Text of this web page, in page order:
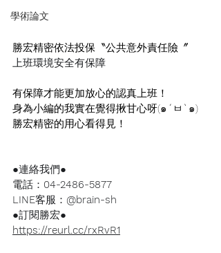
學術論文
勝宏精密依法投保〝公共意外責任險〞
上班環境安全有保障
有保障才能更加放心的認真上班！
身為小編的我實在覺得揪甘心呀(๑ ´ ㅂ ` ๑)
勝宏精密的用心看得見！
●連絡我們●
電話： 04-2486-5877
LINE客服： @brain-sh
●訂閱勝宏●
https://reurl.cc/rxRvR1